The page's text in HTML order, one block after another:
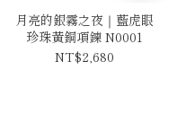
月亮的銀霧之夜｜藍虎眼
珍珠黃銅項鍊 N0001
NT$2,680